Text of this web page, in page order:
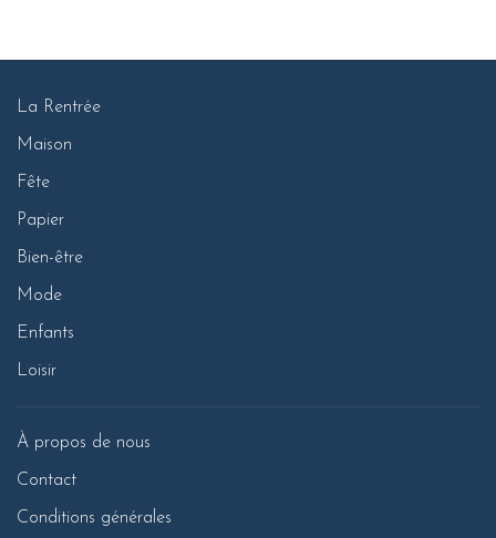
La Rentrée
Maison
Fête
Papier
Bien-être
Mode
Enfants
Loisir
À propos de nous
Contact
Conditions générales